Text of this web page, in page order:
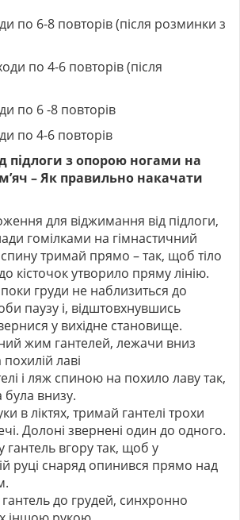
по 6-8 повторів (після розминки з
по 4-6 повторів (після
по 6 -8 повторів
по 4-6 повторів
підлоги з опорою ногами на
– Як правильно накачати
для віджимання від підлоги,
гомілками на гімнастичний
спину тримай прямо – так, щоб тіло
кісточок утворило пряму лінію.
груди не наблизиться до
паузу і, відштовхнувшись
у вихідне становище.
жим гантелей, лежачи вниз
лаві
і ляж спиною на похило лаву так,
внизу.
в ліктях, тримай гантелі трохи
Долоні звернені один до одного.
вгору так, щоб у
руці снаряд опинився прямо над
до грудей, синхронно